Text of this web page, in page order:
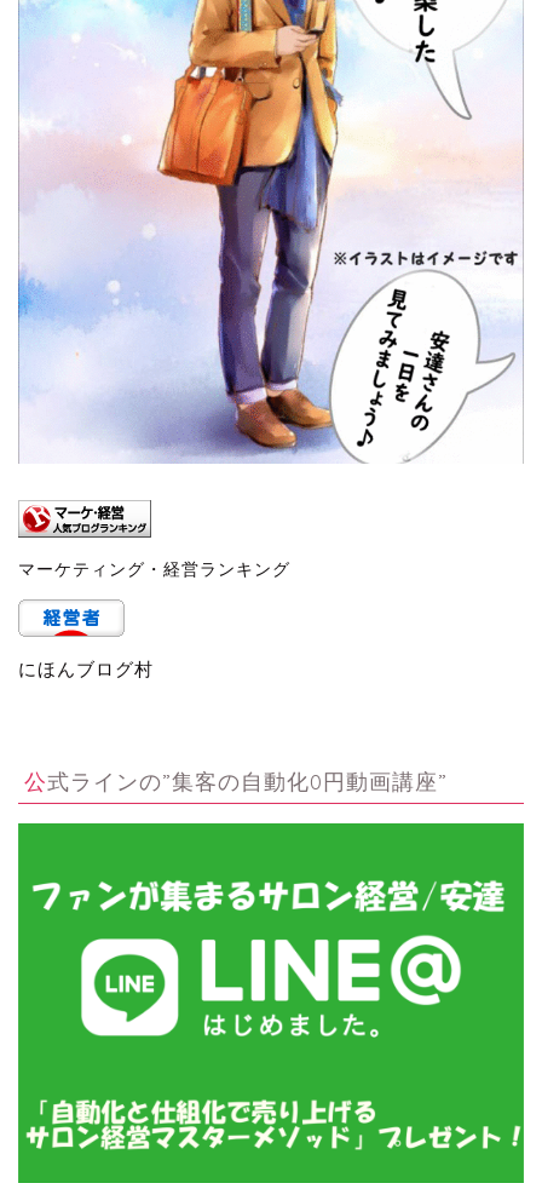
マーケティング・経営ランキング
にほんブログ村
公式ラインの”集客の自動化0円動画講座”